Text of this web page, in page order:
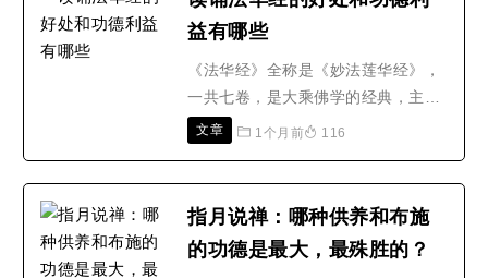
净此罪已，尔时诸佛为其现身，为度
众生亦说种种诸行，成就愚..
益有哪些
《法华经》全称是《妙法莲华经》，
一共七卷，是大乘佛学的经典，主要
讲的是一佛乘，无论是什么乘，最后
法华经是释迦牟尼佛所说的，“莲
华。“若人得闻此法华经，若自书，若
文章 1个月前 116
指月说禅：哪种供养和布施
的功德是最大，最殊胜的？